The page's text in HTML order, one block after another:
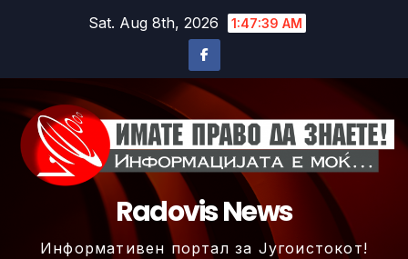
Sat. Aug 8th, 2026 1:47:41 AM
Radovis News
Информативен портал за Југоистокот!